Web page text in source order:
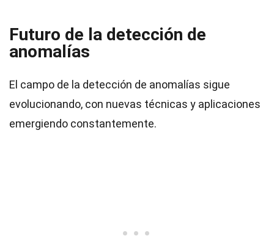
Futuro de la detección de
anomalías
El campo de la detección de anomalías sigue
evolucionando, con nuevas técnicas y aplicaciones
emergiendo constantemente.